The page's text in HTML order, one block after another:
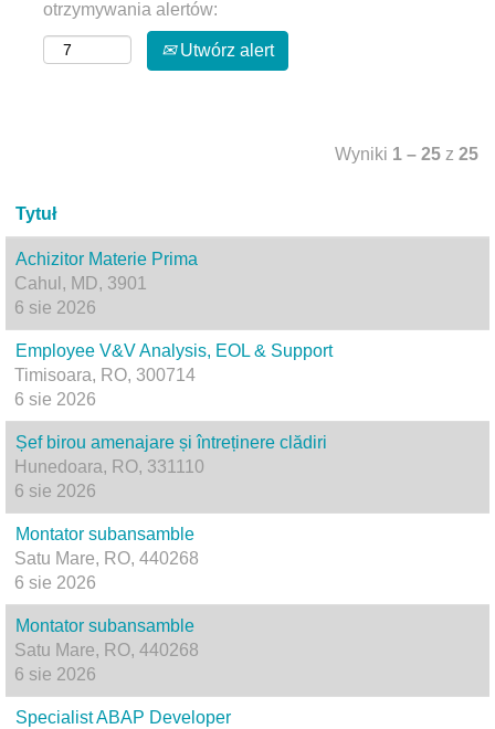
otrzymywania alertów:
Utwórz alert
Wyniki 1 – 25 z 25
Tytuł
Achizitor Materie Prima
Cahul, MD, 3901
6 sie 2026
Employee V&V Analysis, EOL & Support
Timisoara, RO, 300714
6 sie 2026
Șef birou amenajare și întreținere clădiri
Hunedoara, RO, 331110
6 sie 2026
Montator subansamble
Satu Mare, RO, 440268
6 sie 2026
Montator subansamble
Satu Mare, RO, 440268
6 sie 2026
Specialist ABAP Developer